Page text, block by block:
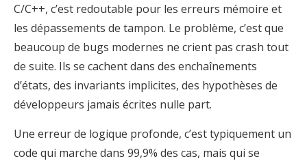
C/C++, c’est redoutable pour les erreurs mémoire et
les dépassements de tampon. Le problème, c’est que
beaucoup de bugs modernes ne crient pas crash tout
de suite. Ils se cachent dans des enchaînements
d’états, des invariants implicites, des hypothèses de
développeurs jamais écrites nulle part.
Une erreur de logique profonde, c’est typiquement un
code qui marche dans 99,9% des cas, mais qui se